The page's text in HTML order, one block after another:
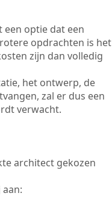
een optie dat een
opdrachten is het
zijn dan volledig
het ontwerp, de
zal er dus een
verwacht.
architect gekozen